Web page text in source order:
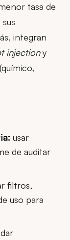
tasa de
integran
injectiony
usar
de auditar
filtros,
uso para